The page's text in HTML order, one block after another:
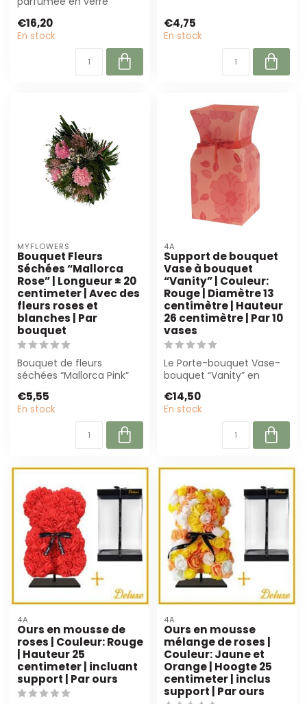
25 heures de com...
€16,20
En stock
€4,75
En stock
MYFLOWERS
Bouquet Fleurs
Séchées “Mallorca
Rose” | Longueur ± 20
centimeter | Avec des
fleurs roses et
blanches | Par
bouquet
Bouquet de fleurs
séchées “Mallorca Pink”
arrangement de fleur...
€5,55
En stock
4A
Support de bouquet
Vase à bouquet
“Vanity” | Couleur:
Rouge | Diamètre 13
centimètre | Hauteur
26 centimètre | Par 10
vases
Le Porte-bouquet Vase-
bouquet “Vanity” en
diamètre, 26 cm h...
€14,50
En stock
4A
Ours en mousse de
roses | Couleur: Rouge
| Hauteur 25
centimeter | incluant
support | Par ours
4A
Ours en mousse
mélange de roses |
Couleur: Jaune et
Orange | Hoogte 25
centimeter | inclus
support | Par ours